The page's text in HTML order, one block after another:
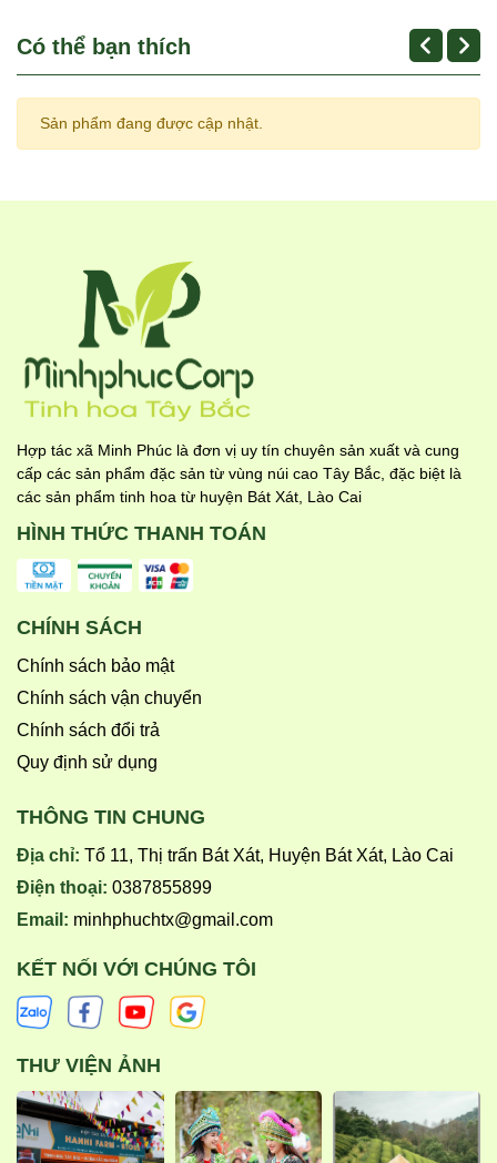
Có thể bạn thích
Sản phẩm đang được cập nhật.
Hợp tác xã Minh Phúc là đơn vị uy tín chuyên sản xuất và cung
cấp các sản phẩm đặc sản từ vùng núi cao Tây Bắc, đặc biệt là
các sản phẩm tinh hoa từ huyện Bát Xát, Lào Cai
HÌNH THỨC THANH TOÁN
CHÍNH SÁCH
Chính sách bảo mật
Chính sách vận chuyển
Chính sách đổi trả
Quy định sử dụng
THÔNG TIN CHUNG
Địa chỉ: Tổ 11, Thị trấn Bát Xát, Huyện Bát Xát, Lào Cai
Điện thoại: 0387855899
Email: minhphuchtx@gmail.com
KẾT NỐI VỚI CHÚNG TÔI
THƯ VIỆN ẢNH